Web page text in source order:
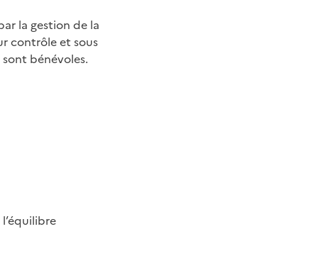
la gestion de la
contrôle et sous
bénévoles.